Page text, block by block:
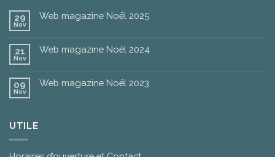
29
Nov
Web magazine Noël 2025
21
Nov
Web magazine Noël 2024
09
Nov
Web magazine Noël 2023
UTILE